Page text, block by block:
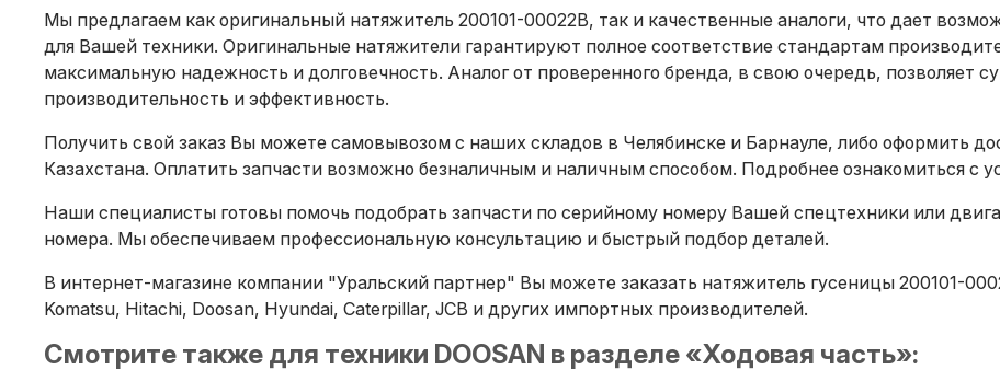
Мы предлагаем как оригинальный натяжитель 200101-00022B, так и качественные аналоги, что дает
для Вашей техники. Оригинальные натяжители гарантируют полное соответствие стандартам
максимальную надежность и долговечность. Аналог от проверенного бренда, в свою очередь, позволяет
производительность и эффективность.
Получить свой заказ Вы можете самовывозом с наших складов в Челябинске и Барнауле, либо оформить
Казахстана. Оплатить запчасти возможно безналичным и наличным способом. Подробнее ознакомиться с
Наши специалисты готовы помочь подобрать запчасти по серийному номеру Вашей спецтехники или
номера. Мы обеспечиваем профессиональную консультацию и быстрый подбор деталей.
В интернет-магазине компании "Уральский партнер" Вы можете заказать натяжитель гусеницы 200101-
Komatsu, Hitachi, Doosan, Hyundai, Caterpillar, JCB и других импортных производителей.
Смотрите также для техники DOOSAN в разделе «Ходовая часть»: